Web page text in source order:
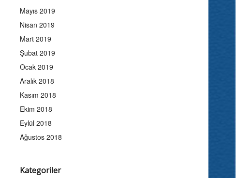
Mayıs 2019
Nisan 2019
Mart 2019
Şubat 2019
Ocak 2019
Aralık 2018
Kasım 2018
Ekim 2018
Eylül 2018
Ağustos 2018
Kategoriler